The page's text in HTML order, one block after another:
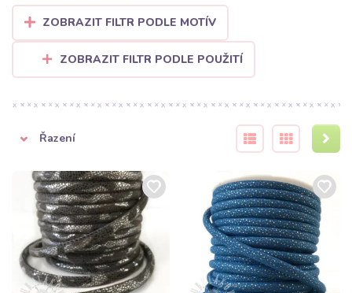
ZOBRAZIT FILTR PODLE MOTÍV
ZOBRAZIT FILTR PODLE POUŽITÍ
Řazení